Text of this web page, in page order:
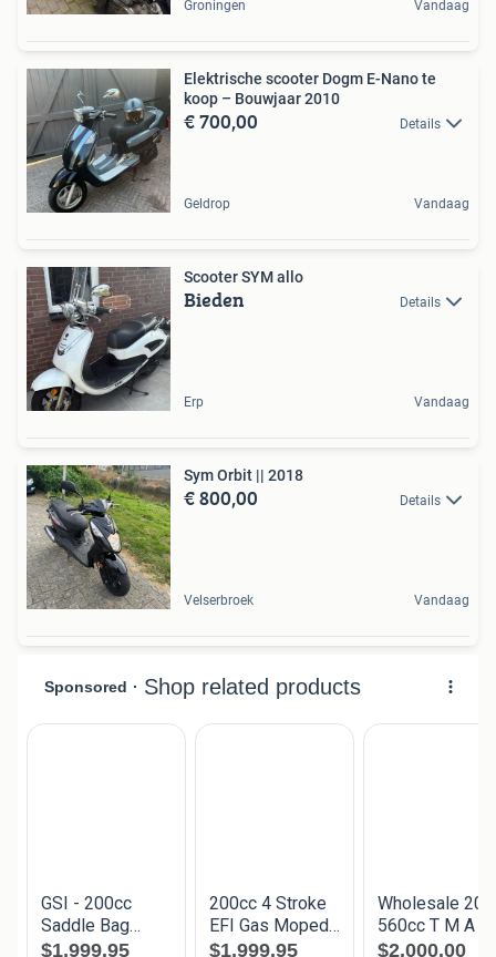
Groningen Vandaag
Elektrische scooter Dogm E-Nano te
koop – Bouwjaar 2010
€ 700,00 Details
Geldrop Vandaag
Scooter SYM allo
Bieden Details
Erp Vandaag
Sym Orbit || 2018
€ 800,00 Details
Velserbroek Vandaag